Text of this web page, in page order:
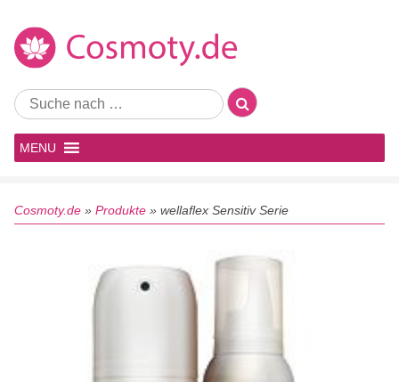
MENU
Cosmoty.de » Produkte » wellaflex Sensitiv Serie